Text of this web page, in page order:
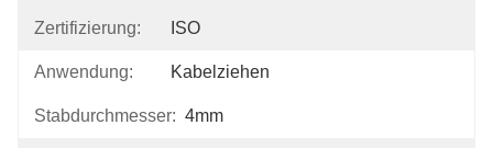
Zertifizierung: ISO
Anwendung: Kabelziehen
Stabdurchmesser: 4mm